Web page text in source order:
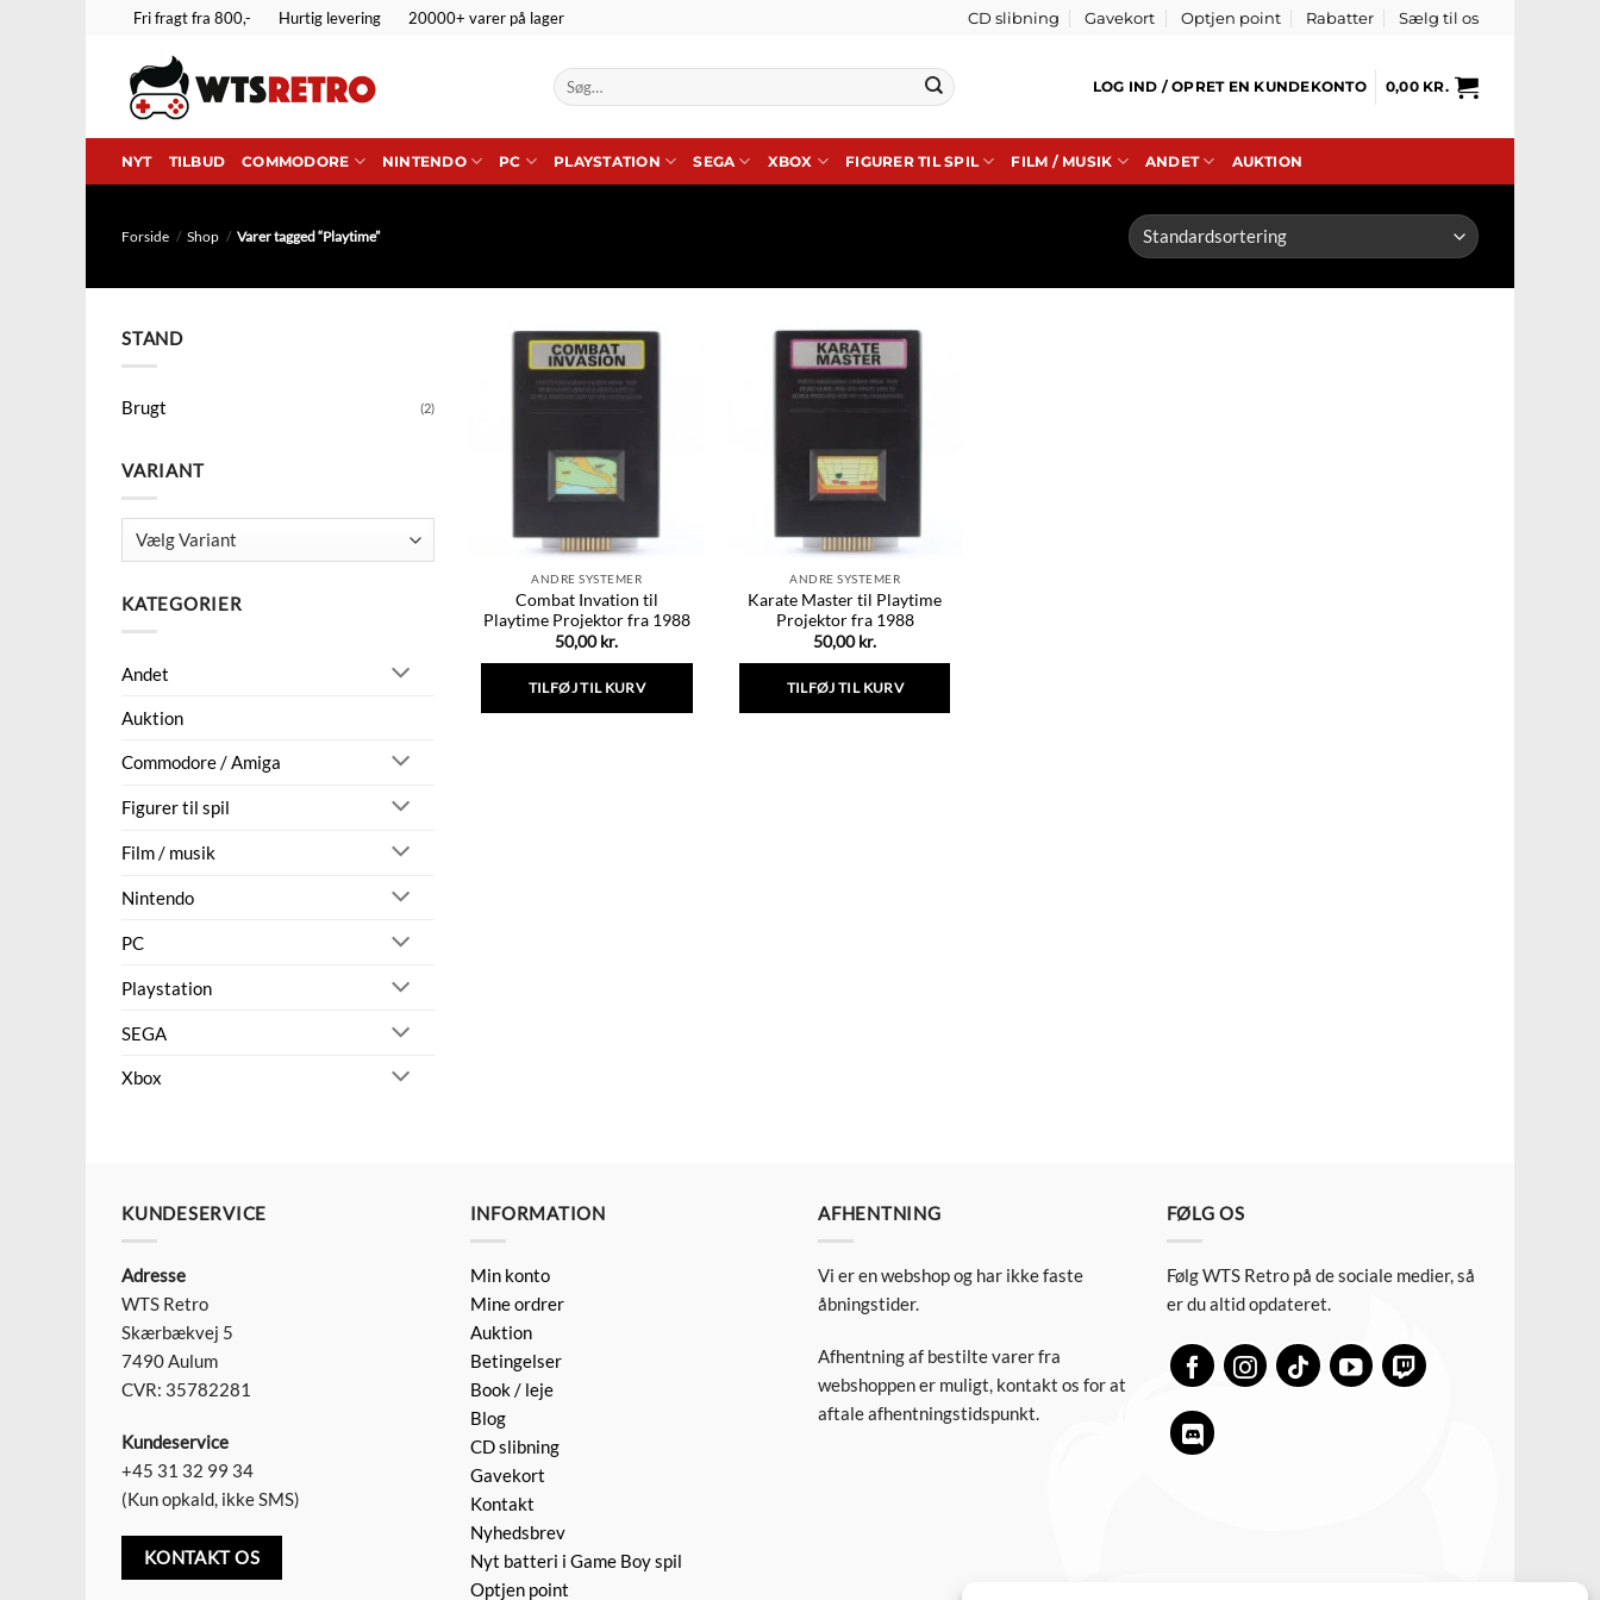
Fortsæt
indhold
Fri fragt fra 800,- Hurtig levering 20000+ varer på lager CD slibning Gavekort Optjen point Rabatter Sælg til os
Søg
efter:
LOG IND / OPRET EN KUNDEKONTO 0,00 KR.
NYT TILBUD COMMODORE NINTENDO PC PLAYSTATION SEGA XBOX FIGURER TIL SPIL FILM / MUSIK ANDET AUKTION
Forside / Shop / Varer tagged “Playtime”
STAND
Brugt (2)
VARIANT
KATEGORIER
Andet
Auktion
Commodore / Amiga
Figurer til spil
Film / musik
Nintendo
PC
Playstation
SEGA
Xbox
ANDRE SYSTEMER
Combat Invation til
Playtime Projektor fra 1988
50,00kr.
TILFØJ TIL KURV
ANDRE SYSTEMER
Karate Master til Playtime
Projektor fra 1988
50,00kr.
TILFØJ TIL KURV
KUNDESERVICE
Adresse
WTS Retro
Skærbækvej 5
7490 Aulum
CVR: 35782281
Kundeservice
+45 31 32 99 34
(Kun opkald, ikke SMS)
KONTAKT OS
INFORMATION
Min konto
Mine ordrer
Auktion
Betingelser
Book / leje
Blog
CD slibning
Gavekort
Kontakt
Nyhedsbrev
Nyt batteri i Game Boy spil
Optjen point
AFHENTNING
Vi er en webshop og har ikke faste
åbningstider.
Afhentning af bestilte varer fra
webshoppen er muligt, kontakt os for at
aftale afhentningstidspunkt.
FØLG OS
Følg WTS Retro på de sociale medier, så
er du altid opdateret.